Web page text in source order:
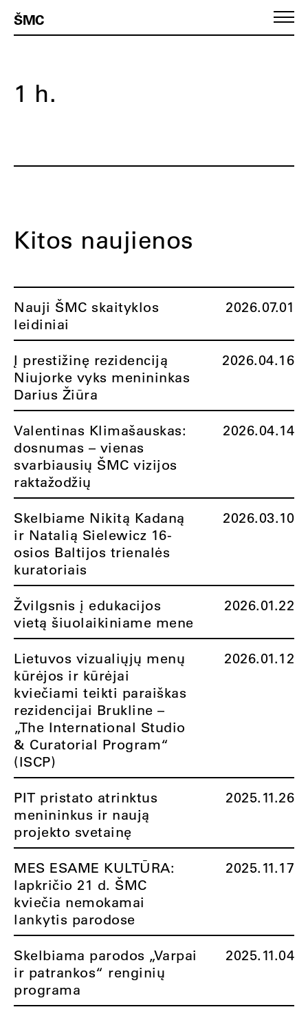
ŠMC
1 h.
Kitos naujienos
Nauji ŠMC skaityklos
leidiniai
2026.07.01
Į prestižinę rezidenciją
Niujorke vyks menininkas
Darius Žiūra
2026.04.16
Valentinas Klimašauskas:
dosnumas – vienas
svarbiausių ŠMC vizijos
raktažodžių
2026.04.14
Skelbiame Nikitą Kadaną
ir Natalią Sielewicz 16-
osios Baltijos trienalės
kuratoriais
2026.03.10
Žvilgsnis į edukacijos
vietą šiuolaikiniame mene
2026.01.22
Lietuvos vizualiųjų menų
kūrėjos ir kūrėjai
kviečiami teikti paraiškas
rezidencijai Brukline –
„The International Studio
& Curatorial Program“
(ISCP)
2026.01.12
PIT pristato atrinktus
menininkus ir naują
projekto svetainę
2025.11.26
MES ESAME KULTŪRA:
lapkričio 21 d. ŠMC
kviečia nemokamai
lankytis parodose
2025.11.17
Skelbiama parodos „Varpai
ir patrankos“ renginių
programa
2025.11.04